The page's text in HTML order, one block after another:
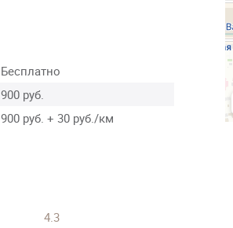
Бесплатно
900 руб.
900 руб. + 30 руб./км
4.3